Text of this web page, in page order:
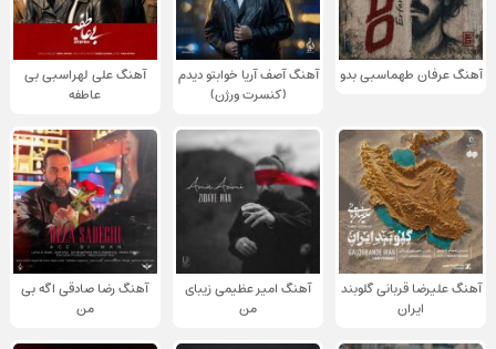
آهنگ عرفان طهماسبی بدو
آهنگ آصف آریا خوابتو دیدم
(کنسرت ورژن)
آهنگ علی لهراسبی بی
عاطفه
آهنگ علیرضا قربانی گلوبند
ایران
آهنگ امیر عظیمی زیبای
من
آهنگ رضا صادقی اگه بی
من